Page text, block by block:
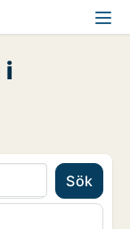
i
Sök